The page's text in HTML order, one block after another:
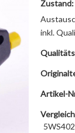
Zustand:
inkl.
Artikel-